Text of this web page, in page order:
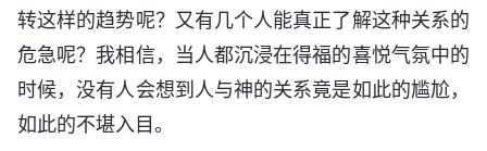
转这样的趋势呢？又有几个人能真正了解这种关系的
危急呢？我相信，当人都沉浸在得福的喜悦气氛中的
时候，没有人会想到人与神的关系竟是如此的尴尬，
如此的不堪入目。